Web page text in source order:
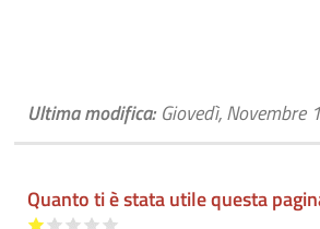
Ultima modifica: Giovedì,
Quanto ti è stata utile questa